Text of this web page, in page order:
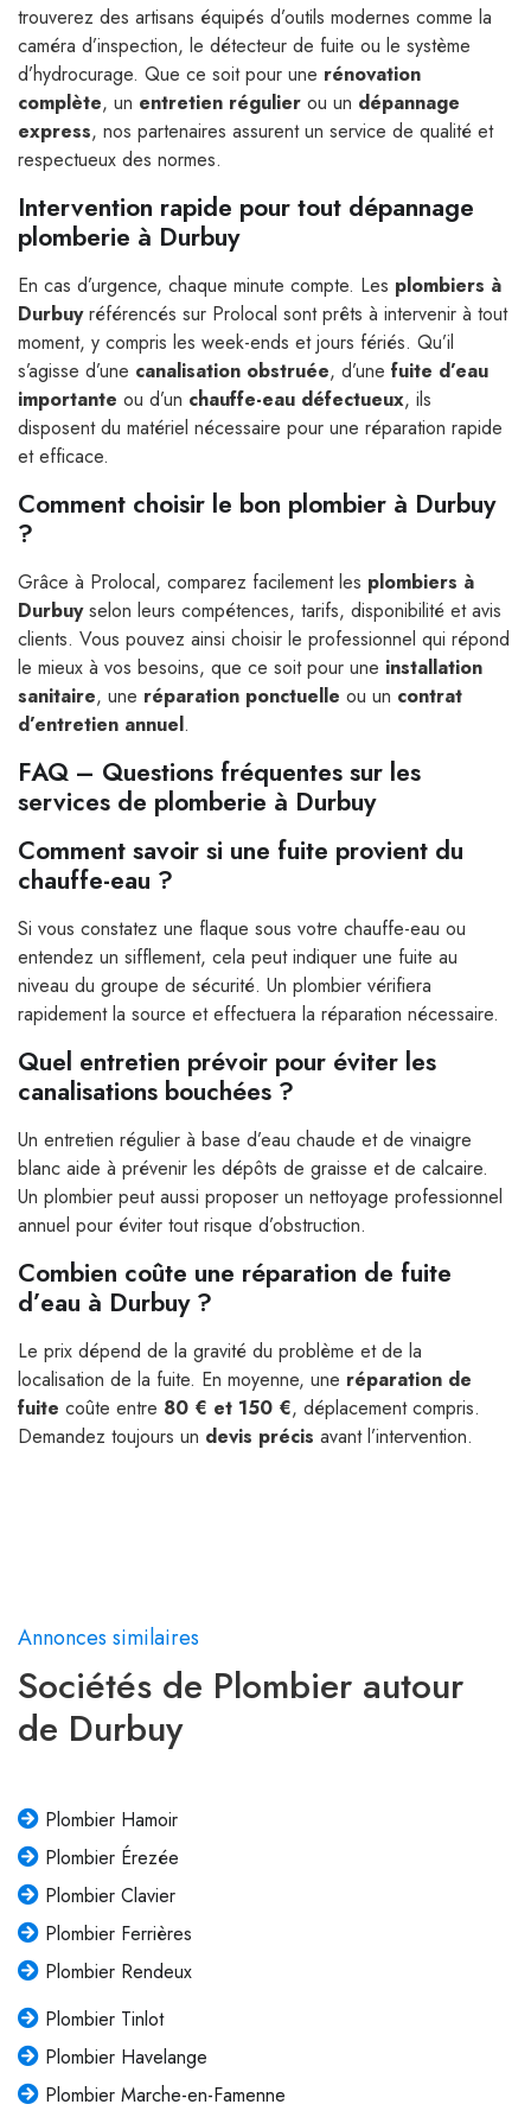
trouverez des artisans équipés d’outils modernes comme la
caméra d’inspection, le détecteur de fuite ou le système
d’hydrocurage. Que ce soit pour une rénovation
complète, un entretien régulier ou un dépannage
express, nos partenaires assurent un service de qualité et
respectueux des normes.
Intervention rapide pour tout dépannage
plomberie à Durbuy
En cas d’urgence, chaque minute compte. Les plombiers à
Durbuyréférencés sur Prolocal sont prêts à intervenir à tout
moment, y compris les week-ends et jours fériés. Qu’il
s’agisse d’une canalisation obstruée, d’une fuite d’eau
importante ou d’un chauffe-eau défectueux, ils
disposent du matériel nécessaire pour une réparation rapide
et efficace.
Comment choisir le bon plombier à Durbuy
?
Grâce à Prolocal, comparez facilement les plombiers à
Durbuyselon leurs compétences, tarifs, disponibilité et avis
clients. Vous pouvez ainsi choisir le professionnel qui répond
le mieux à vos besoins, que ce soit pour une installation
sanitaire, une réparation ponctuelle ou un contrat
d’entretien annuel.
FAQ – Questions fréquentes sur les
services de plomberie à Durbuy
Comment savoir si une fuite provient du
chauffe-eau ?
Si vous constatez une flaque sous votre chauffe-eau ou
entendez un sifflement, cela peut indiquer une fuite au
niveau du groupe de sécurité. Un plombier vérifiera
rapidement la source et effectuera la réparation nécessaire.
Quel entretien prévoir pour éviter les
canalisations bouchées ?
Un entretien régulier à base d’eau chaude et de vinaigre
blanc aide à prévenir les dépôts de graisse et de calcaire.
Un plombier peut aussi proposer un nettoyage professionnel
annuel pour éviter tout risque d’obstruction.
Combien coûte une réparation de fuite
d’eau à Durbuy ?
Le prix dépend de la gravité du problème et de la
localisation de la fuite. En moyenne, une réparation de
fuite coûte entre 80 € et 150 €, déplacement compris.
Demandez toujours un devis précis avant l’intervention.
Annonces similaires
Sociétés de Plombier autour
de Durbuy
Plombier Hamoir
Plombier Érezée
Plombier Clavier
Plombier Ferrières
Plombier Rendeux
Plombier Tinlot
Plombier Havelange
Plombier Marche-en-Famenne